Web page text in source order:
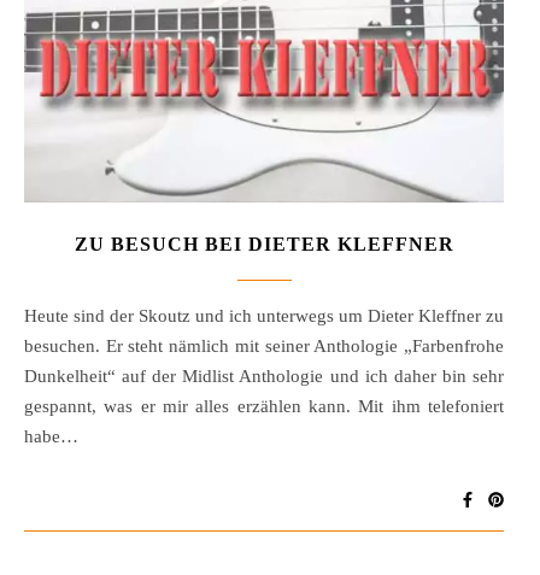
ZU BESUCH BEI DIETER KLEFFNER
Heute sind der Skoutz und ich unterwegs um Dieter Kleffner zu
besuchen. Er steht nämlich mit seiner Anthologie „Farbenfrohe
Dunkelheit“ auf der Midlist Anthologie und ich daher bin sehr
gespannt, was er mir alles erzählen kann. Mit ihm telefoniert
habe…